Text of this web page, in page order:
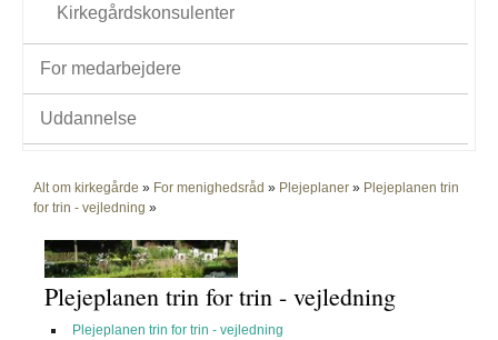
Kirkegårdskonsulenter
For medarbejdere
Uddannelse
Alt om kirkegårde » For menighedsråd » Plejeplaner » Plejeplanen trin
for trin - vejledning »
Plejeplanen trin for trin - vejledning
Plejeplanen trin for trin - vejledning